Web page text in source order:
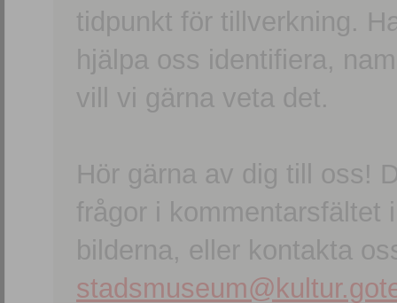
tidpunkt för tillverkning.
hjälpa oss identifiera,
vill vi gärna veta det.
Hör gärna av dig till oss!
frågor i kommentarsfältet
bilderna, eller kontakta